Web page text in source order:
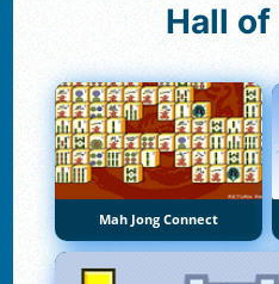
Hall of
Mah Jong Connect